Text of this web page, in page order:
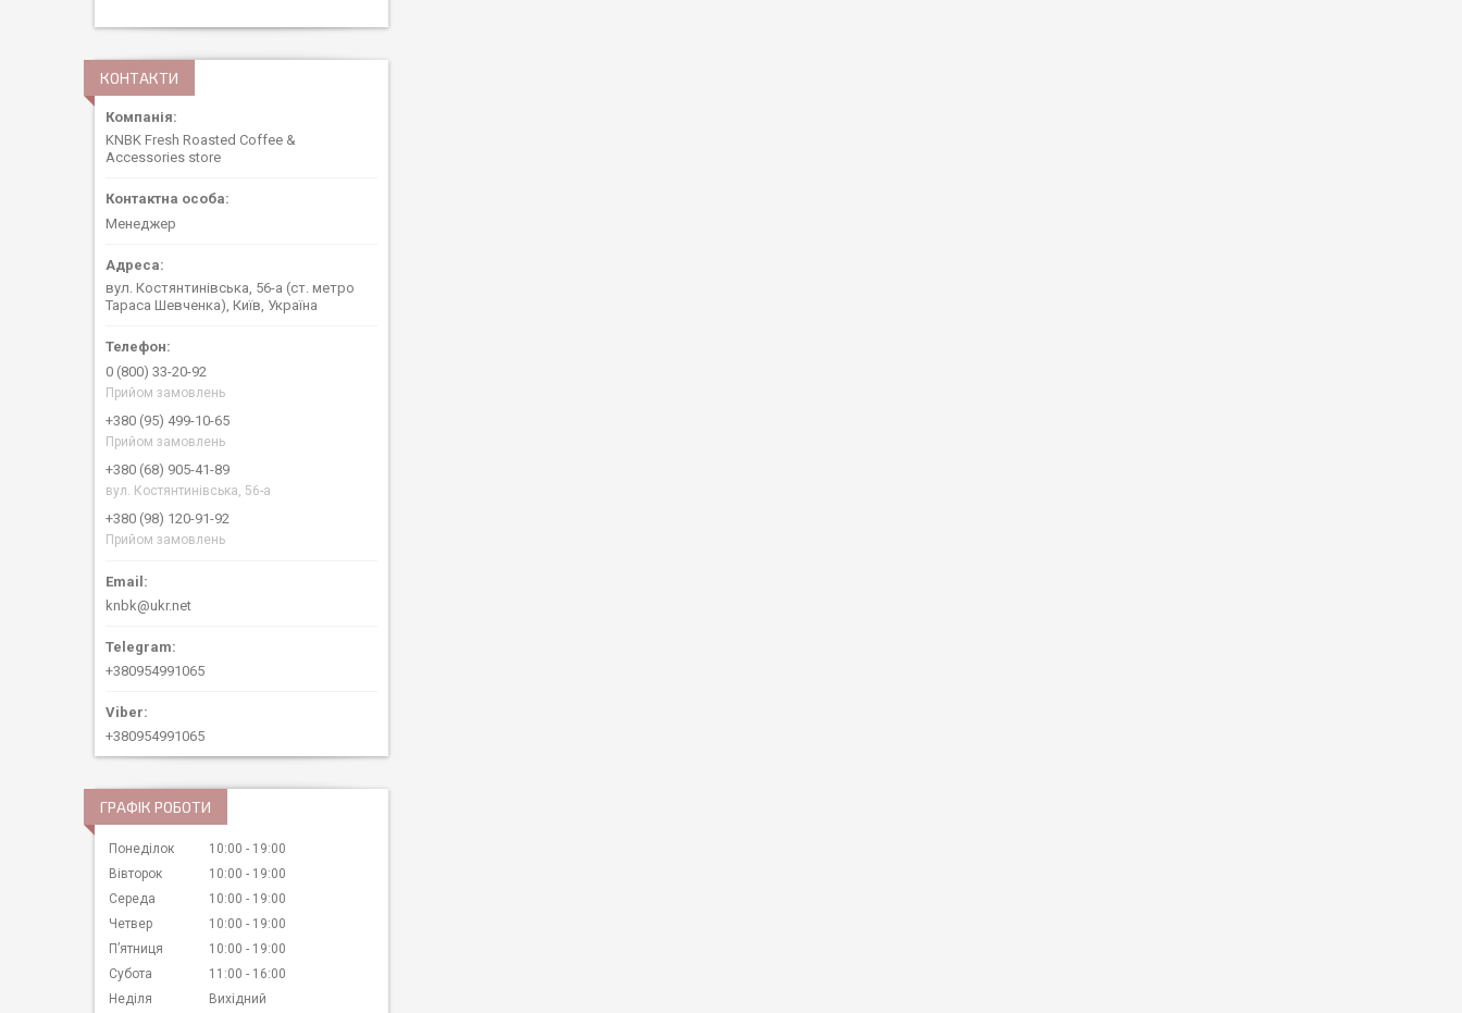
КОНТАКТИ
KNBK Fresh Roasted Coffee &
Accessories store
Менеджер
вул. Костянтинівська, 56-а (ст. метро
Тараса Шевченка), Київ, Україна
0 (800) 33-20-92
Прийом замовлень
+380 (95) 499-10-65
Прийом замовлень
+380 (68) 905-41-89
вул. Костянтинівська, 56-а
+380 (98) 120-91-92
Прийом замовлень
knbk@ukr.net
+380954991065
+380954991065
ГРАФІК РОБОТИ
Понеділок 10:00
19:00
Вівторок
10:00
19:00
Середа
10:00
19:00
Четвер
10:00
19:00
Пʼятниця
10:00
19:00
Субота
11:00
16:00
Неділя
Вихідний